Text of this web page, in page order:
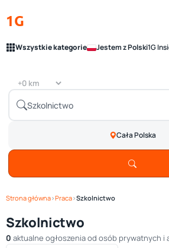
1G
Wszystkie kategorie Jestem z Polski1G
Cała Polska
Strona główna›Praca›Szkolnictwo
Szkolnictwo
0 aktualne ogłoszenia od osób prywatnych i